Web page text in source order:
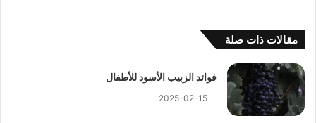
مقالات ذات صلة
فوائد الزبيب الأسود للأطفال
2025-02-15